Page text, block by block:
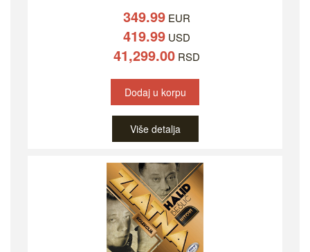
349.99 EUR
419.99 USD
41,299.00 RSD
Dodaj u korpu
Više detalja